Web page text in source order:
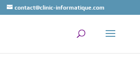
contact@clinic-informatique.com